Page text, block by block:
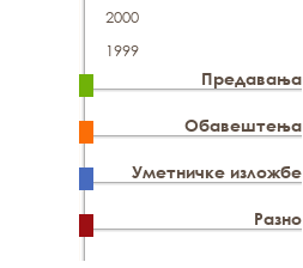
2000
1999
Предавања
Обавештења
Уметничке изложбе
Разно